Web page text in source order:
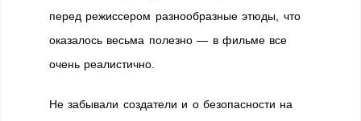
перед режиссером разнообразные этюды, что
оказалось весьма полезно — в фильме все
очень реалистично.
Не забывали создатели и о безопасности на